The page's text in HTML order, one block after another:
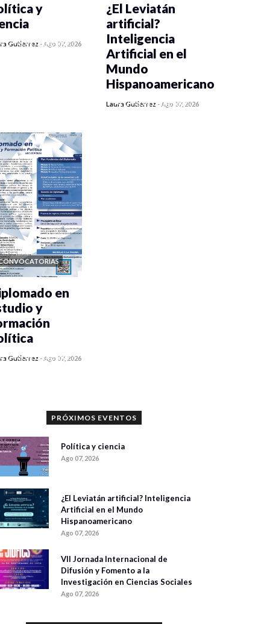
0 veces compartido
y
Gutiérrez -Ago 07, 2026
0 veces compartido
¿El Leviatán
artificial?
Inteligencia
Artificial en el
Mundo
Hispanoamericano
Laura Gutiérrez -Ago 07, 2026
0 veces compartido
en
y
Gutiérrez -Ago 07, 2026
PRÓXIMOS EVENTOS
Política y ciencia
Ago 07, 2026
¿El Leviatán artificial? Inteligencia
Artificial en el Mundo
Hispanoamericano
Ago 07, 2026
VII Jornada Internacional de
Difusión y Fomento a la
Investigación en Ciencias Sociales
Ago 07, 2026